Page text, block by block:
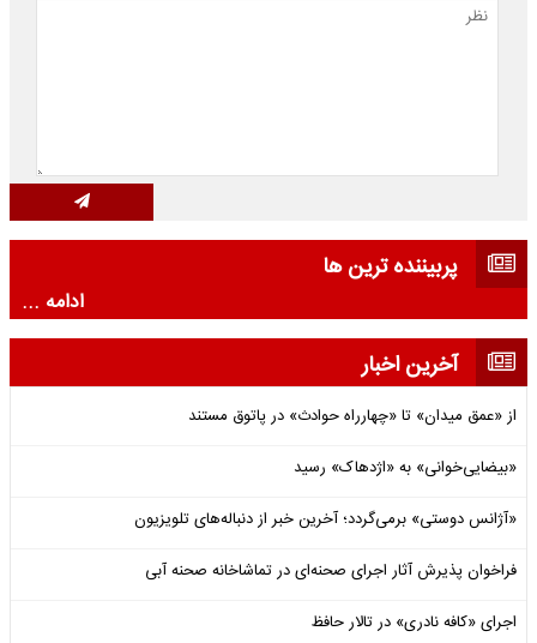
پربیننده ترین ها
ادامه ...
آخرین اخبار
از «عمق میدان» تا «چهارراه حوادث» در پاتوق مستند
«بیضایی‌خوانی» به «اژدهاک» رسید
«آژانس دوستی» برمی‌گردد؛ آخرین خبر از دنباله‌های تلویزیون
فراخوان پذیرش آثار اجرای صحنه‌ای در تماشاخانه صحنه آبی
اجرای «کافه نادری» در تالار حافظ